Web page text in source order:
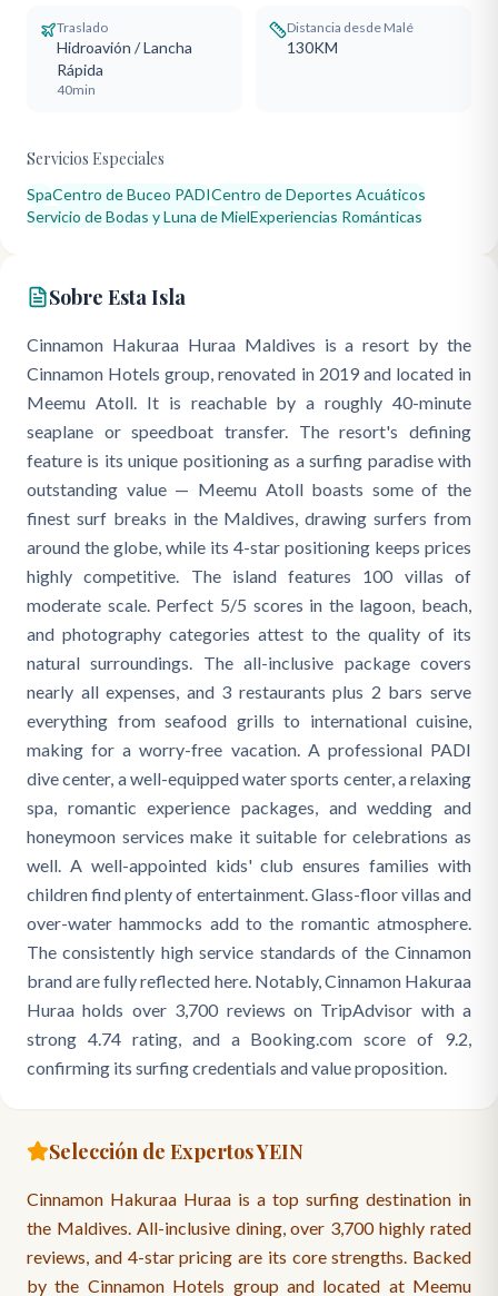
Traslado
Hidroavión / Lancha
Rápida
40min
Distancia desde Malé
130KM
Servicios Especiales
SpaCentro de Buceo PADICentro de Deportes Acuáticos
Servicio de Bodas y Luna de MielExperiencias Románticas
Sobre Esta Isla
Cinnamon Hakuraa Huraa Maldives is a resort by the
Cinnamon Hotels group, renovated in 2019 and located in
Meemu Atoll. It is reachable by a roughly 40-minute
seaplane or speedboat transfer. The resort's defining
feature is its unique positioning as a surfing paradise with
outstanding value — Meemu Atoll boasts some of the
finest surf breaks in the Maldives, drawing surfers from
around the globe, while its 4-star positioning keeps prices
highly competitive. The island features 100 villas of
moderate scale. Perfect 5/5 scores in the lagoon, beach,
and photography categories attest to the quality of its
natural surroundings. The all-inclusive package covers
nearly all expenses, and 3 restaurants plus 2 bars serve
everything from seafood grills to international cuisine,
making for a worry-free vacation. A professional PADI
dive center, a well-equipped water sports center, a relaxing
spa, romantic experience packages, and wedding and
honeymoon services make it suitable for celebrations as
well. A well-appointed kids' club ensures families with
children find plenty of entertainment. Glass-floor villas and
over-water hammocks add to the romantic atmosphere.
The consistently high service standards of the Cinnamon
brand are fully reflected here. Notably, Cinnamon Hakuraa
Huraa holds over 3,700 reviews on TripAdvisor with a
strong 4.74 rating, and a Booking.com score of 9.2,
confirming its surfing credentials and value proposition.
Selección de Expertos YEIN
Cinnamon Hakuraa Huraa is a top surfing destination in
the Maldives. All-inclusive dining, over 3,700 highly rated
reviews, and 4-star pricing are its core strengths. Backed
by the Cinnamon Hotels group and located at Meemu